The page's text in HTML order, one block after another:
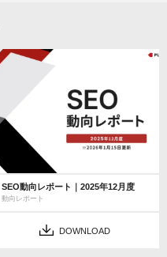
SEO動向レポート｜2025年12月度
動向レポート
DOWNLOAD